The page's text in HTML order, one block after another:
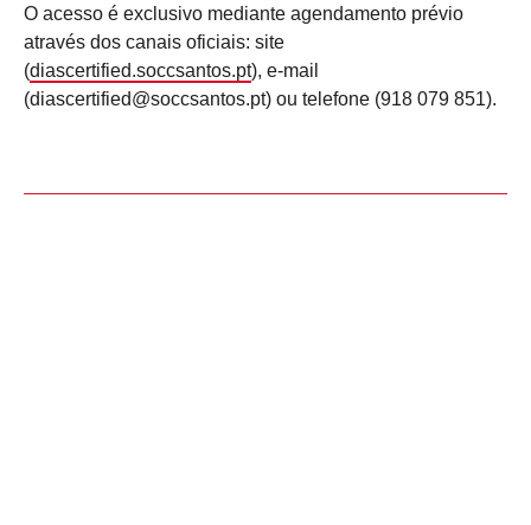
O acesso é exclusivo mediante agendamento prévio
através dos canais oficiais: site
(diascertified.soccsantos.pt), e-mail
(diascertified@soccsantos.pt) ou telefone (918 079 851).